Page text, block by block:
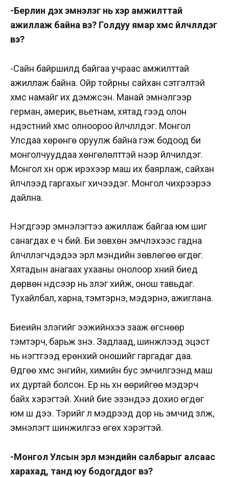
-Берлин дэх эмнэлэг нь хэр амжилттай
ажиллаж байна вэ? Голдуу ямар хүмүүс үйлчлүүлдэг
вэ?
-Сайн байршилд байгаа учраас амжилттай
ажиллаж байна. Ойр тойрны сайхан сэтгэлтэй
хүмүүс намайг их дэмжсэн. Манай эмнэлгээр
герман, америк, вьетнам, хятад гээд олон
үндэстний хүмүүс олноороо үйлчлүүлдэг. Монгол
Улсдаа хөрөнгө оруулж байна гэж бодоод би
монголчууддаа хөнгөлөлттэй үнээр үйлчилдэг.
Монгол хүн орж ирэхээр маш их баярлаж, сайхан
үйлчлээд гаргахыг хичээдэг. Монгол чихрээрээ
дайлна.
Нэгдүгээр эмнэлэгтээ ажиллаж байгаа юм шиг
санагдах үе ч бий. Би зөвхөн эмчлэхээс гадна
үйлчлүүлэгчдэдээ эрүүл мэндийн зөвлөгөө өгдөг.
Хятадын анагаах ухааны онолоор хүний биед
дөрвөн үндсээр нь үзлэг хийж, онош тавьдаг.
Тухайлбал, харна, тэмтэрнэ, мэдэрнэ, ажиглана.
Биеийн үзлэгийг ээжийнхээ зааж өгснөөр
тэмтэрч, барьж үзнэ. Задлаад, шинжлээд эцэст
нь нэгтгээд ерөнхий оношийг гаргадаг даа.
Өдгөө хүмүүс энгийн, химийн бус эмчилгээнд маш
их дуртай болсон. Ер нь хүн өөрийгөө мэдэрч
байх хэрэгтэй. Хүний бие эзэндээ дохио өгдөг
юм шүү дээ. Тэрийг л мэдрээд дор нь эмчид үзүүлж,
эмнэлэгт шинжилгээ өгөх хэрэгтэй.
-Монгол Улсын эрүүл мэндийн салбарыг алсаас
харахад, танд юу бодогддог вэ?